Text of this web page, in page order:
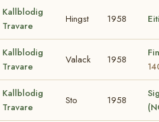
Kallblodig
Travare
Hingst 1958
Kallblodig
Travare
Valack 1958
Kallblodig
Travare
Sto 1958